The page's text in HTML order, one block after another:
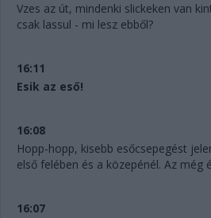
Vzes az út, mindenki slickeken van
csak lassul - mi lesz ebből?
16:11
Esik az eső!
16:08
Hopp-hopp, kisebb esőcsepegést
első felében és a közepénél. Az még
16:07